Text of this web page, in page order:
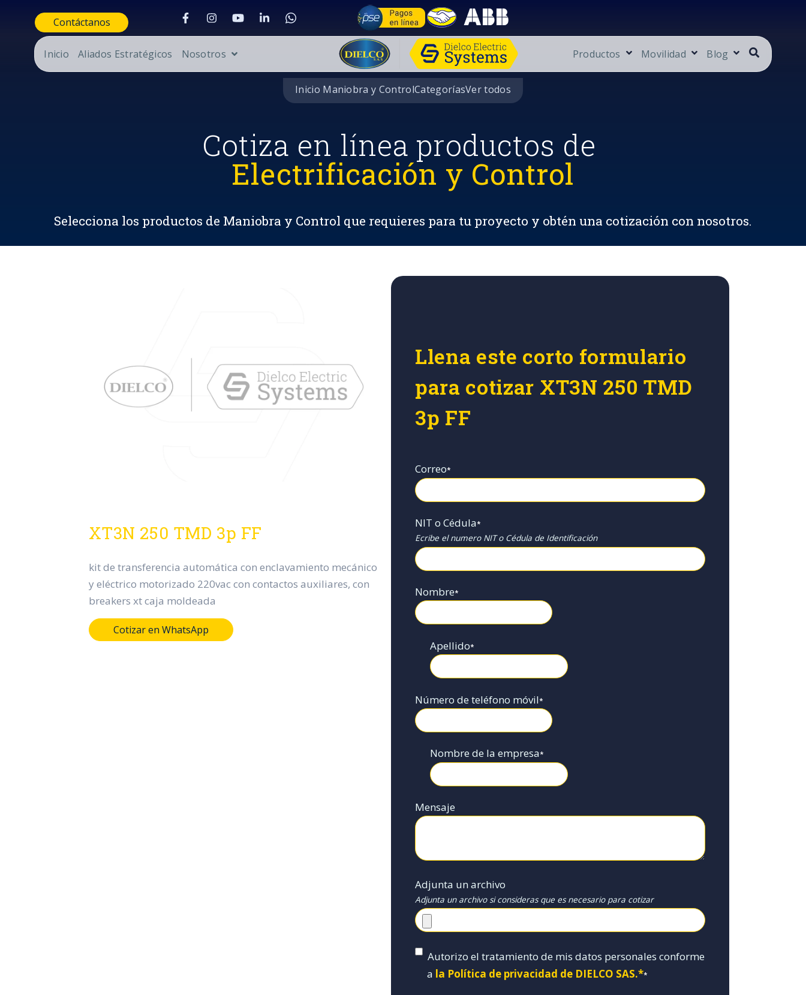
Contáctanos
Inicio Aliados Estratégicos Nosotros Productos Movilidad Blog
Inicio Maniobra y ControlCategoríasVer todos
Cotiza en línea productos de
Electrificación y Control
Selecciona los productos de Maniobra y Control que requieres para tu proyecto y obtén una cotización con nosotros.
XT3N 250 TMD 3p FF
kit de transferencia automática con enclavamiento mecánico
y eléctrico motorizado 220vac con contactos auxiliares, con
breakers xt caja moldeada
Cotizar en WhatsApp
Llena este corto formulario
para cotizar XT3N 250 TMD
3p FF
Correo*
NIT o Cédula*
Ecribe el numero NIT o Cédula de Identificación
Nombre*
Apellido*
Número de teléfono móvil*
Nombre de la empresa*
Mensaje
Adjunta un archivo
Adjunta un archivo si consideras que es necesario para cotizar
Autorizo el tratamiento de mis datos personales conforme
a la Política de privacidad de DIELCO SAS.**